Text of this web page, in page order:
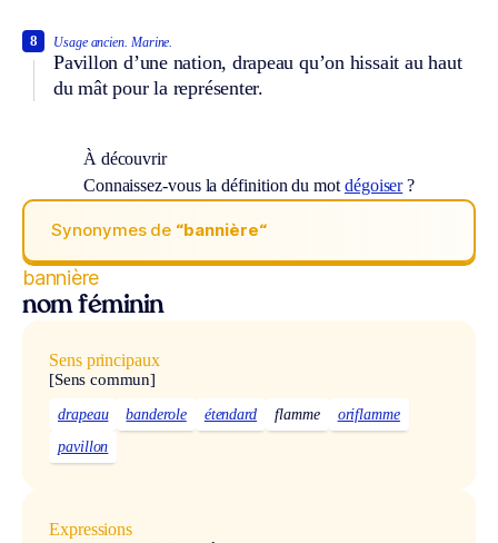
Usage ancien. Marine.
Pavillon d’une nation, drapeau qu’on hissait au haut
du mât pour la représenter.
8
À découvrir
Connaissez-vous la définition du mot dégoiser?
Synonymes de “bannière“
bannière
nom féminin
Sens principaux
[Sens commun]
drapeau banderole étendard flamme
oriflamme
pavillon
Expressions